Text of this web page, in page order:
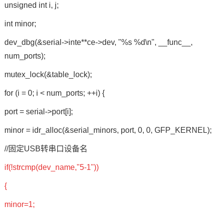
unsigned int i, j;
int minor;
dev_dbg(&serial->inte**ce->dev, "%s %d\n", __func__,
num_ports);
mutex_lock(&table_lock);
for (i = 0; i < num_ports; ++i) {
port = serial->port[i];
minor = idr_alloc(&serial_minors, port, 0, 0, GFP_KERNEL);
//固定USB转串口设备名
if(!strcmp(dev_name,"5-1"))
{
minor=1;